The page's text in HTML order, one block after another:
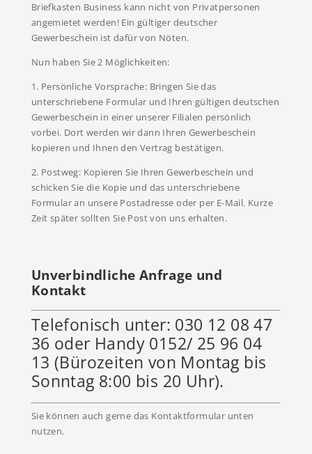
Briefkasten Business kann nicht von Privatpersonen
angemietet werden! Ein gültiger deutscher
Gewerbeschein ist dafür von Nöten.
Nun haben Sie 2 Möglichkeiten:
1. Persönliche Vorsprache: Bringen Sie das
unterschriebene Formular und Ihren gültigen deutschen
Gewerbeschein in einer unserer Filialen persönlich
vorbei. Dort werden wir dann Ihren Gewerbeschein
kopieren und Ihnen den Vertrag bestätigen.
2. Postweg: Kopieren Sie Ihren Gewerbeschein und
schicken Sie die Kopie und das unterschriebene
Formular an unsere Postadresse oder per E-Mail. Kurze
Zeit später sollten Sie Post von uns erhalten.
Unverbindliche Anfrage und
Kontakt
Telefonisch unter: 030 12 08 47
36 oder Handy 0152/ 25 96 04
13 (Bürozeiten von Montag bis
Sonntag 8:00 bis 20 Uhr).
Sie können auch gerne das Kontaktformular unten
nutzen.